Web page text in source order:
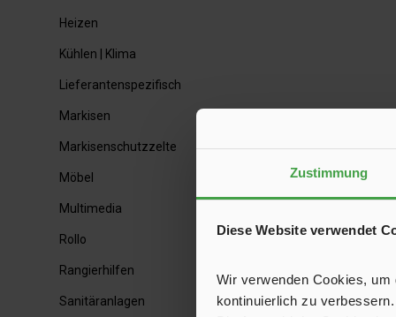
Zustimmung
Diese Website verwendet
Wir verwenden Cookies,
kontinuierlich zu verbessern.
Heizen
Kühlen | Klima
Lieferantenspezifisch
Markisen
Markisenschutzzelte
Möbel
Multimedia
Rollo
Rangierhilfen
Sanitäranlagen